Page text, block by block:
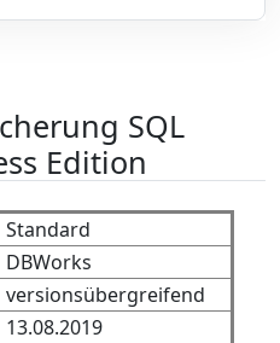
SQL
Edition
Standard
DBWorks
versionsübergreifend
13.08.2019